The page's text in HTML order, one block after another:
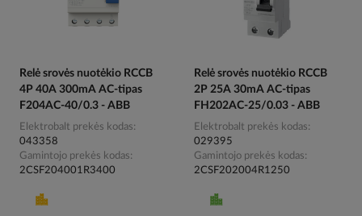
Relė srovės nuotėkio RCCB
4P 40A 300mA AC-tipas
F204AC-40/0.3 - ABB
Elektrobalt prekės kodas
043358
Gamintojo prekės kodas
2CSF204001R3400
Relė srovės nuotėkio RCCB
2P 25A 30mA AC-tipas
FH202AC-25/0.03 - ABB
Elektrobalt prekės kodas
029395
Gamintojo prekės kodas
2CSF202004R1250